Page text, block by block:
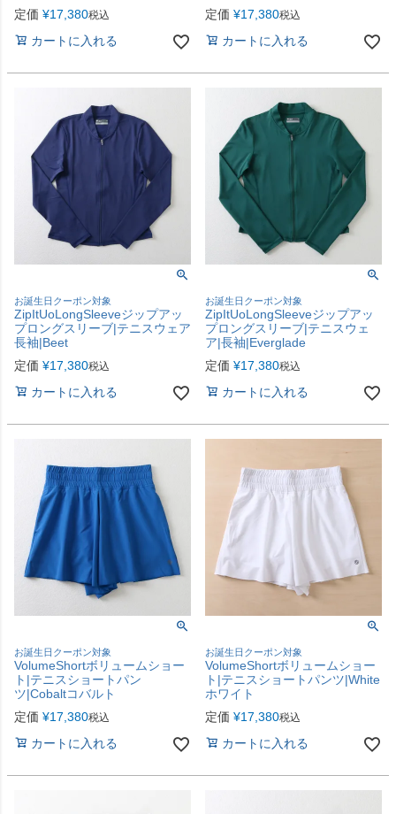
定価 ¥17,380税込
カートに入れる
定価 ¥17,380税込
カートに入れる
お誕生日クーポン対象
ZipItUoLongSleeveジップアッ
プロングスリーブ|テニスウェア
長袖|Beet
定価 ¥17,380税込
カートに入れる
お誕生日クーポン対象
ZipItUoLongSleeveジップアッ
プロングスリーブ|テニスウェ
ア|長袖|Everglade
定価 ¥17,380税込
カートに入れる
お誕生日クーポン対象
VolumeShortボリュームショー
ト|テニスショートパン
ツ|Cobaltコバルト
定価 ¥17,380税込
カートに入れる
お誕生日クーポン対象
VolumeShortボリュームショー
ト|テニスショートパンツ|White
ホワイト
定価 ¥17,380税込
カートに入れる